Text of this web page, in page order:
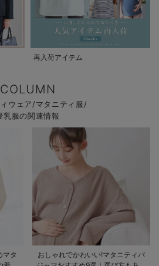
再入荷アイテム
COLUMN
ウェア/マタニティ服/
乳服の関連情報
マタ
おしゃれでかわいい!マタニティパ